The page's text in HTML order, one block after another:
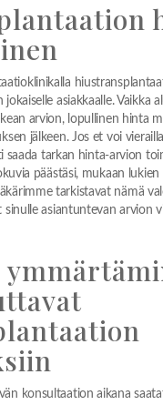
asiakkaalle. Vaikka
arvion, lopullinen hinta
jälkeen. Jos et voi
saada tarkan hinta-arvion
päästäsi, mukaan lukien
tarkistavat nämä
asiantuntevan arvion
konsultaation aikana